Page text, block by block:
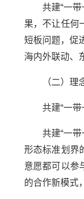
共建“一
果，不让任何
短板问题，促
海内外联动、
（二）
共建“一
共建“一
形态标准划界
意愿都可以参
的合作新模式